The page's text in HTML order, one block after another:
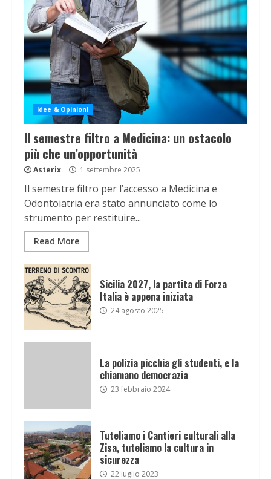
Idee & Opinioni
Il semestre filtro a Medicina: un ostacolo
più che un’opportunità
Asterix 1 settembre 2025
Il semestre filtro per l’accesso a Medicina e
Odontoiatria era stato annunciato come lo
strumento per restituire...
Read More
Sicilia 2027, la partita di Forza
Italia è appena iniziata
24 agosto 2025
La polizia picchia gli studenti, e la
chiamano democrazia
23 febbraio 2024
Tuteliamo i Cantieri culturali alla
Zisa, tuteliamo la cultura in
sicurezza
22 luglio 2023